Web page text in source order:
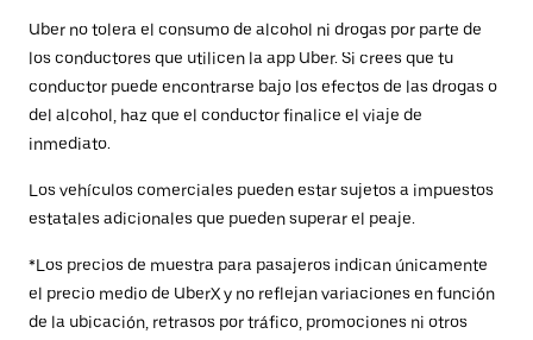
Uber no tolera el consumo de alcohol ni drogas por parte de
los conductores que utilicen la app Uber. Si crees que tu
conductor puede encontrarse bajo los efectos de las drogas o
del alcohol, haz que el conductor finalice el viaje de
inmediato.
Los vehículos comerciales pueden estar sujetos a impuestos
estatales adicionales que pueden superar el peaje.
*Los precios de muestra para pasajeros indican únicamente
el precio medio de UberX y no reflejan variaciones en función
de la ubicación, retrasos por tráfico, promociones ni otros